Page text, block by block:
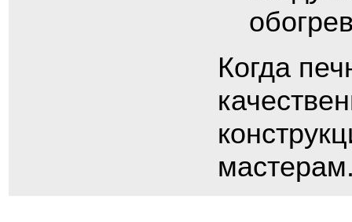
Когда